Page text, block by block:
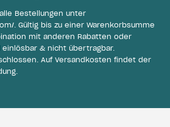
Bestellungen unter
. Gültig bis zu einer Warenkorbsumme
mit anderen Rabatten oder
einlösbar & nicht übertragbar.
Auf Versandkosten findet der